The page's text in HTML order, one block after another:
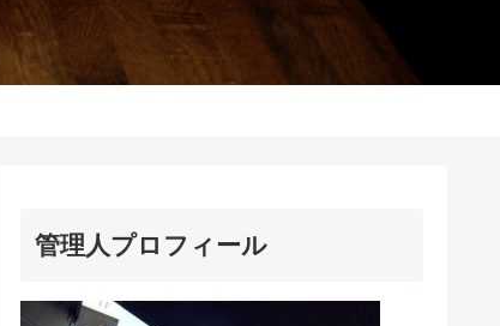
管理人プロフィール